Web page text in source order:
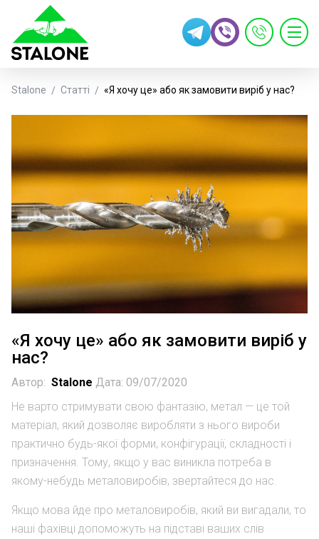
Stalone Статті «Я хочу це» або як замовити виріб у нас?
«Я хочу це» або як замовити виріб у
нас?
Автор: Stalone Дата: 09/07/2020
Не варто стримувати свою фантазію, метал — це той
матеріал, який дозволяє виробляти з нього вироби
практично будь-якої форми, конфігурації, складності і
призначення. Тому, якщо у вас виникла потреба в
якому-небудь металовиробів, звертайтеся до нас.
Якщо мова йде про металовиробів, який ви вигадали, то
наші фахівці допоможуть на підставі ваших слів